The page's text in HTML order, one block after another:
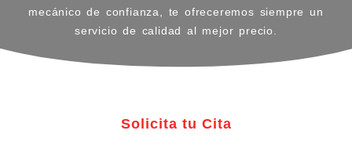
mecánico de confianza, te ofreceremos siempre un
servicio de calidad al mejor precio.
Solicita tu Cita